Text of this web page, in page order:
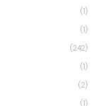
(1)
(1)
(242)
(1)
(2)
(1)